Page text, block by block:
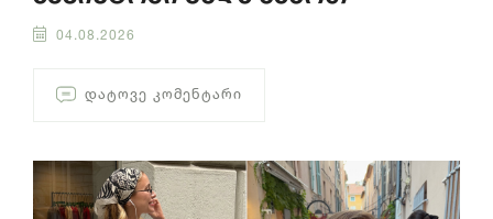
04.08.2026
ᲓᲐᲢᲝᲕᲔ ᲙᲝᲛᲔᲜᲢᲐᲠᲘ